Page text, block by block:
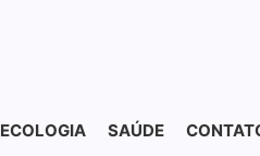
ECOLOGIA SAÚDE